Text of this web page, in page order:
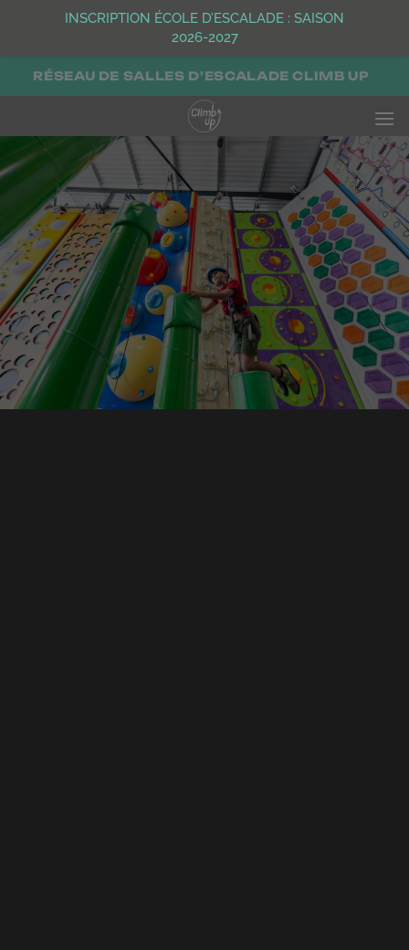
PasserRÉSEAU DE SALLES D'ESCALADE CLIMB UP
INSCRIPTION ÉCOLE D’ESCALADE : SAISON
2026-2027